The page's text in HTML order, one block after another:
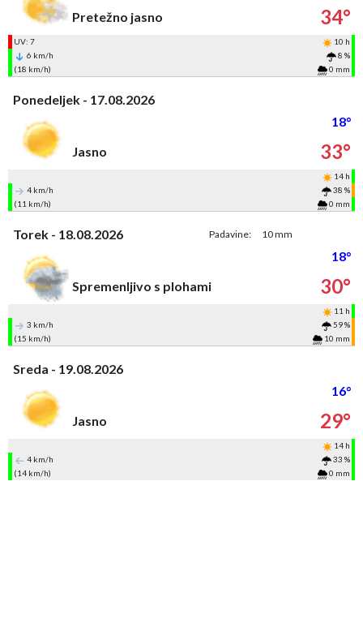
Pretežno jasno 34°
UV: 7
10 h
6 km/h
8 %
(18 km/h)
0 mm
Ponedeljek - 17.08.2026
18°
Jasno
33°
14 h
4 km/h
38 %
(11 km/h)
0 mm
Torek - 18.08.2026 Padavine: 10 mm
18°
Spremenljivo s plohami
30°
11 h
3 km/h
59 %
(15 km/h)
10 mm
Sreda - 19.08.2026
16°
Jasno
29°
14 h
4 km/h
33 %
(14 km/h)
0 mm